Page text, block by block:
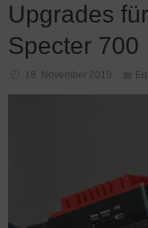
Upgrades
Specter 700
18. November 2019